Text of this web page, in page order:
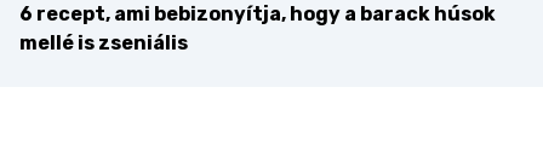
6 recept, ami bebizonyítja, hogy a barack húsok
mellé is zseniális